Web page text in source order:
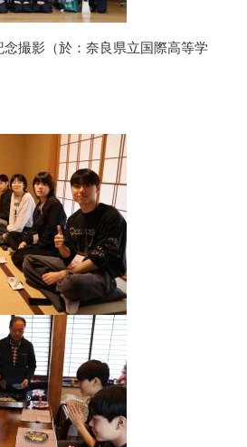
（於：奈良県立国際高等学